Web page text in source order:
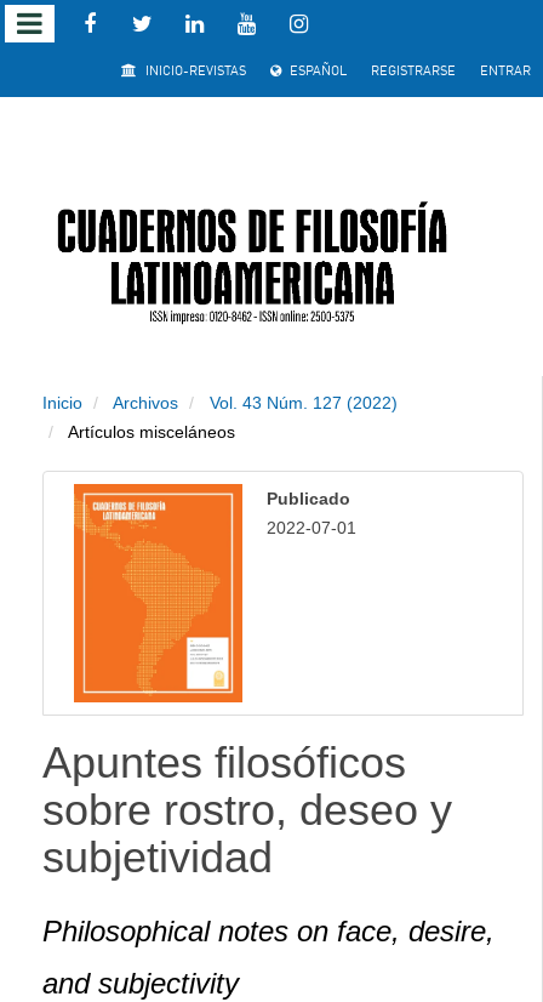
Salto
rápido
contenido
Navegación
principal
Contenido
principal
INICIO-REVISTAS ESPAÑOL REGISTRARSE ENTRAR
Inicio Archivos
Vol. 43 Núm. 127 (2022)
Artículos misceláneos
Publicado
2022-07-01
Apuntes filosóficos
sobre rostro, deseo y
subjetividad
Philosophical notes on face, desire,
and subjectivity